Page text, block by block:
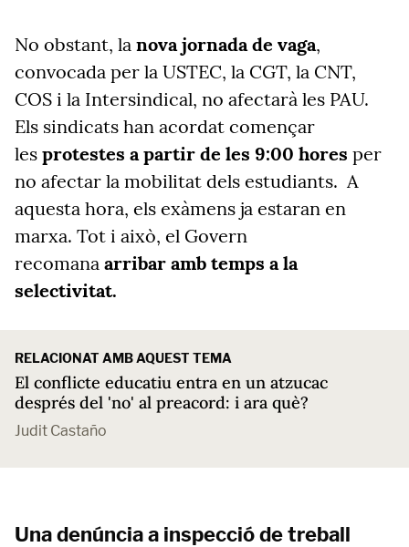
No obstant, la nova jornada de vaga,
convocada per la USTEC, la CGT, la CNT,
COS i la Intersindical, no afectarà les PAU.
Els sindicats han acordat començar
les protestes a partir de les 9:00 hores per
no afectar la mobilitat dels estudiants. A
aquesta hora, els exàmens ja estaran en
marxa. Tot i això, el Govern
recomana arribar amb temps a la
selectivitat.
RELACIONAT AMB AQUEST TEMA
El conflicte educatiu entra en un atzucac
després del 'no' al preacord: i ara què?
Judit Castaño
Una denúncia a inspecció de treball